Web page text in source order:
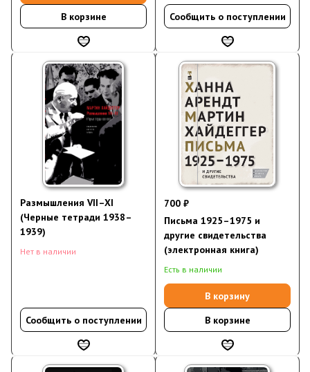
В корзине
Сообщить о поступлении
Размышления VII–XI
(Черные тетради 1938–
1939)
Нет в наличии
Сообщить о поступлении
700 ₽
Письма 1925–1975 и
другие свидетельства
(электронная книга)
Есть в наличии
В корзину
В корзине